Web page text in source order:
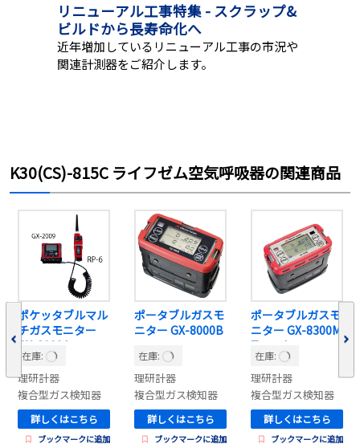
リニューアル工事特集 - スクラップ&
ビルドから長寿命化へ
近年増加しているリニューアル工事の市況や
関連計測器をご紹介します。
K30(CS)-815C ライフゼム空気呼吸器の関連商品
ポケッタブルマル
チガスモニター
GX-2009A
在庫:
理研計器
複合型ガス検知器
詳しくはこちら
ブックマークに追加
ポータブルガスモ
ニター GX-8000B
在庫:
理研計器
複合型ガス検知器
詳しくはこちら
ブックマークに追加
ポータブルガスモ
ニター GX-8300M
Type-A
在庫:
理研計器
複合型ガス検知器
詳しくはこちら
ブックマークに追加